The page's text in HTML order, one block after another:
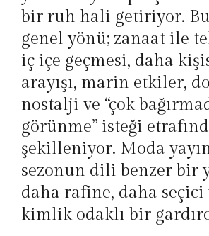
bir ruh hali getiriyor.
genel yönü; zanaat ile
iç içe geçmesi, daha
arayışı, marin etkiler,
nostalji ve “çok
görünme” isteği
şekilleniyor. Moda
sezonun dili benzer bir
daha rafine, daha seçici
kimlik odaklı bir